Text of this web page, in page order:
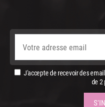
J'accepte de recevoir des
de 2